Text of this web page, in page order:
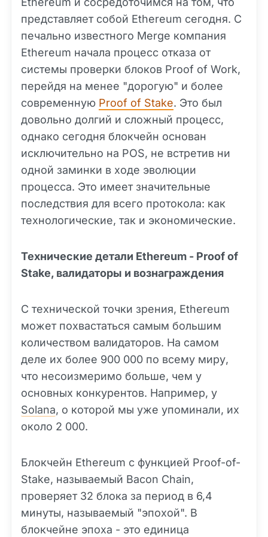
представляет собой Ethereum сегодня. С
печально известного Merge компания
Ethereum начала процесс отказа от
системы проверки блоков Proof of Work,
перейдя на менее "дорогую" и более
современную Proof of Stake. Это был
довольно долгий и сложный процесс,
однако сегодня блокчейн основан
исключительно на POS, не встретив ни
одной заминки в ходе эволюции
процесса. Это имеет значительные
последствия для всего протокола: как
технологические, так и экономические.
Технические детали Ethereum - Proof of
Stake, валидаторы и вознаграждения
С технической точки зрения, Ethereum
может похвастаться самым большим
количеством валидаторов. На самом
деле их более 900 000 по всему миру,
что несоизмеримо больше, чем у
основных конкурентов. Например, у
Solana, о которой мы уже упоминали, их
около 2 000.
Блокчейн Ethereum с функцией Proof-of-
Stake, называемый Bacon Chain,
проверяет 32 блока за период в 6,4
минуты, называемый "эпохой". В
блокчейне эпоха - это единица